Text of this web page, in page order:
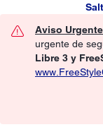
Aviso
urgente de
Libre 3 y